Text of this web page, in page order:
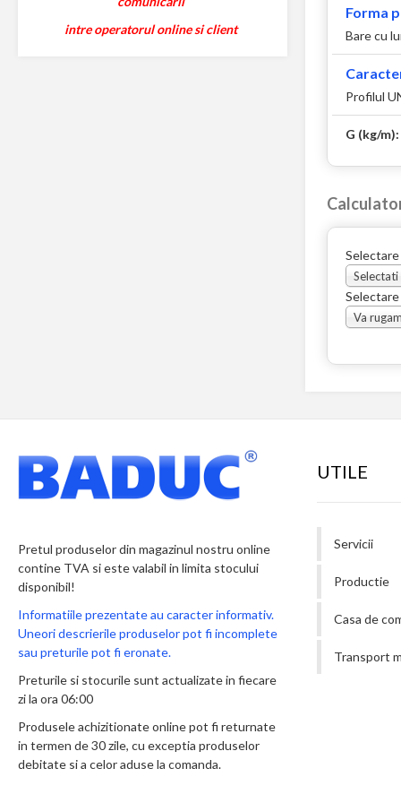
intre operatorul online si client
Forma
Bare cu
Profilul
G (kg/m):
Pretul produselor din magazinul nostru online
contine TVA si este valabil in limita stocului
disponibil!
Informatiile prezentate au caracter informativ.
Uneori descrierile produselor pot fi incomplete
sau preturile pot fi eronate.
Preturile si stocurile sunt actualizate in fiecare
zi la ora 06:00
Produsele achizitionate online pot fi returnate
in termen de 30 zile, cu exceptia produselor
debitate si a celor aduse la comanda.
UTILE
Servicii
Productie
Casa de
Transport